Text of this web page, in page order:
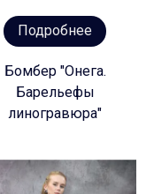
Подробнее
Бомбер "Онега.
Барельефы
линогравюра"